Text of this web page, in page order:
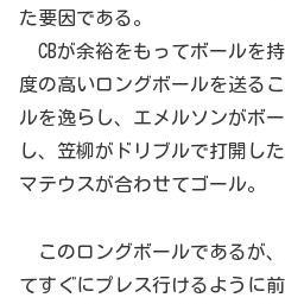
た要因である。
CBが余裕をもってボールを
度の高いロングボールを送る
ルを逸らし、エメルソンがボ
し、笠柳がドリブルで打開し
マテウスが合わせてゴール。
このロングボールであるが、
てすぐにプレス行けるように